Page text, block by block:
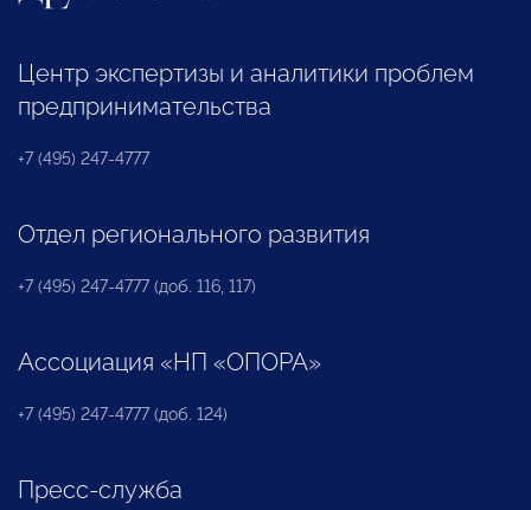
Центр экспертизы и аналитики проблем
предпринимательства
+7 (495) 247-4777
Отдел регионального развития
+7 (495) 247-4777 (доб. 116, 117)
Ассоциация «НП «ОПОРА»
+7 (495) 247-4777 (доб. 124)
Пресс-служба